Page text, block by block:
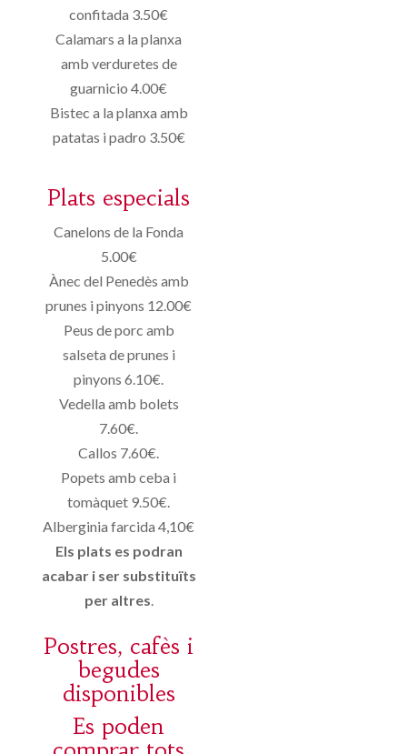
confitada 3.50€
Calamars a la planxa
amb verduretes de
guarnicio 4.00€
Bistec a la planxa amb
patatas i padro 3.50€
Plats especials
Canelons de la Fonda
5.00€
Ànec del Penedès amb
prunes i pinyons 12.00€
Peus de porc amb
salseta de prunes i
pinyons 6.10€.
Vedella amb bolets
7.60€.
Callos 7.60€.
Popets amb ceba i
tomàquet 9.50€.
Alberginia farcida 4,10€
Els plats es podran
acabar i ser substituïts
per altres.
Postres, cafès i
begudes
disponibles
Es poden